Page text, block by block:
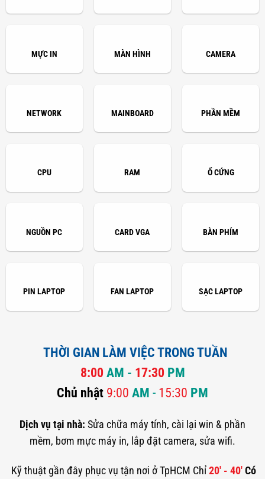
MỰC IN MÀN HÌNH CAMERA
NETWORK MAINBOARD PHẦN MỀM
CPU RAM Ổ CỨNG
NGUỒN PC CARD VGA BÀN PHÍM
PIN LAPTOP FAN LAPTOP SẠC LAPTOP
THỜI GIAN LÀM VIỆC TRONG TUẦN
8:00 AM - 17:30 PM
Chủ nhật 9:00 AM - 15:30 PM
Dịch vụ tại nhà: Sửa chữa máy tính, cài lại win & phần
mềm, bơm mực máy in, lắp đặt camera, sửa wifi.
Kỹ thuật gần đây phục vụ tận nơi ở TpHCM Chỉ 20' - 40' Có